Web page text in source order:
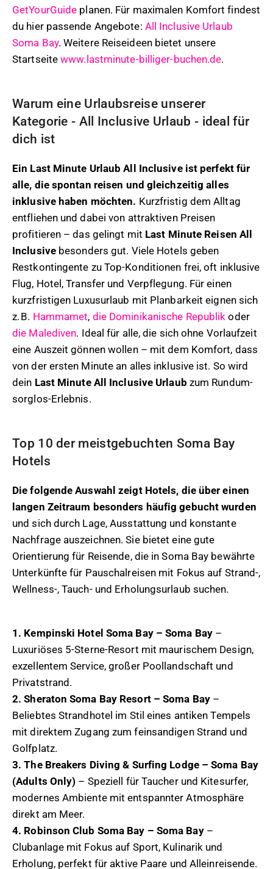
GetYourGuide planen. Für maximalen Komfort findest
du hier passende Angebote: All Inclusive Urlaub
Soma Bay. Weitere Reiseideen bietet unsere
Startseitewww.lastminute-billiger-buchen.de.
Warum eine Urlaubsreise unserer
Kategorie - All Inclusive Urlaub - ideal für
dich ist
Ein Last Minute Urlaub All Inclusive ist perfekt für
alle, die spontan reisen und gleichzeitig alles
inklusive haben möchten. Kurzfristig dem Alltag
entfliehen und dabei von attraktiven Preisen
profitieren – das gelingt mit Last Minute Reisen All
Inclusivebesonders gut. Viele Hotels geben
Restkontingente zu Top-Konditionen frei, oft inklusive
Flug, Hotel, Transfer und Verpflegung. Für einen
kurzfristigen Luxusurlaub mit Planbarkeit eignen sich
z. B. Hammamet, die Dominikanische Republik oder
die Malediven. Ideal für alle, die sich ohne Vorlaufzeit
eine Auszeit gönnen wollen – mit dem Komfort, dass
von der ersten Minute an alles inklusive ist. So wird
dein Last Minute All Inclusive Urlaub zum Rundum-
sorglos-Erlebnis.
Top 10 der meistgebuchten Soma Bay
Hotels
Die folgende Auswahl zeigt Hotels, die über einen
langen Zeitraum besonders häufig gebucht wurden
und sich durch Lage, Ausstattung und konstante
Nachfrage auszeichnen. Sie bietet eine gute
Orientierung für Reisende, die in Soma Bay bewährte
Unterkünfte für Pauschalreisen mit Fokus auf Strand-,
Wellness-, Tauch- und Erholungsurlaub suchen.
1. Kempinski Hotel Soma Bay – Soma Bay–
Luxuriöses 5-Sterne-Resort mit maurischem Design,
exzellentem Service, großer Poollandschaft und
Privatstrand.
2. Sheraton Soma Bay Resort – Soma Bay–
Beliebtes Strandhotel im Stil eines antiken Tempels
mit direktem Zugang zum feinsandigen Strand und
Golfplatz.
3. The Breakers Diving & Surfing Lodge – Soma Bay
(Adults Only) – Speziell für Taucher und Kitesurfer,
modernes Ambiente mit entspannter Atmosphäre
direkt am Meer.
4. Robinson Club Soma Bay – Soma Bay–
Clubanlage mit Fokus auf Sport, Kulinarik und
Erholung, perfekt für aktive Paare und Alleinreisende.